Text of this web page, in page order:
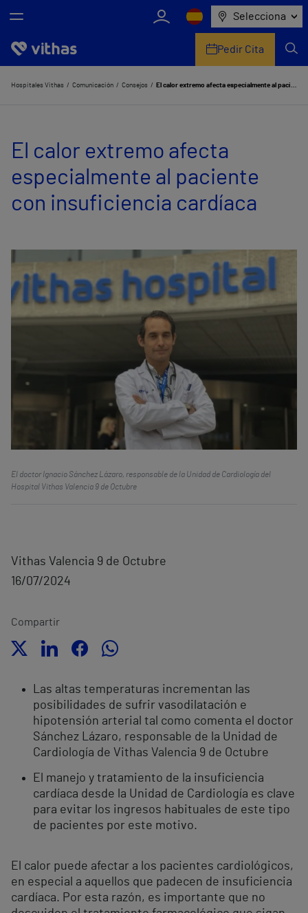
Selecciona
Nosotros
Servicios de salud
Equipo médico y asistencial
Comunicación
Pedir Cita
Hospitales Vithas Comunicación Consejos El calor extremo afecta especialmente al paciente con insuficiencia cardíaca
El calor extremo afecta
especialmente al paciente
con insuficiencia cardíaca
El doctor Ignacio Sánchez Lázaro, responsable de la Unidad de Cardiología del
Hospital Vithas Valencia 9 de Octubre
Vithas Valencia 9 de Octubre
16/07/2024
Compartir
Las altas temperaturas incrementan las
posibilidades de sufrir vasodilatación e
hipotensión arterial tal como comenta el doctor
Sánchez Lázaro, responsable de la Unidad de
Cardiología de Vithas Valencia 9 de Octubre
El manejo y tratamiento de la insuficiencia
cardíaca desde la Unidad de Cardiología es clave
para evitar los ingresos habituales de este tipo
de pacientes por este motivo.
El calor puede afectar a los pacientes cardiológicos,
en especial a aquellos que padecen de insuficiencia
cardíaca. Por esta razón, es importante que no